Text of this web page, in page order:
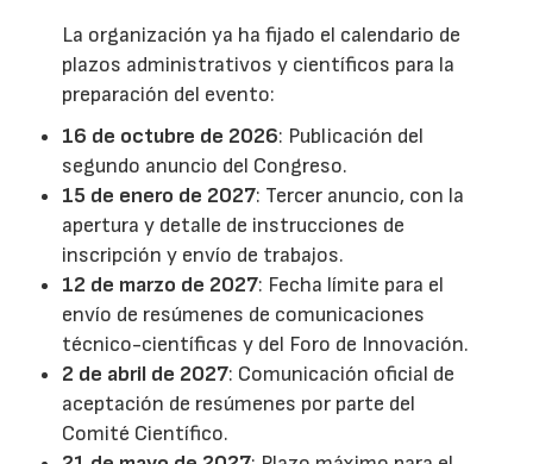
La organización ya ha fijado el calendario de
plazos administrativos y científicos para la
preparación del evento:
16 de octubre de 2026: Publicación del
segundo anuncio del Congreso.
15 de enero de 2027: Tercer anuncio, con la
apertura y detalle de instrucciones de
inscripción y envío de trabajos.
12 de marzo de 2027: Fecha límite para el
envío de resúmenes de comunicaciones
técnico-científicas y del Foro de Innovación.
2 de abril de 2027: Comunicación oficial de
aceptación de resúmenes por parte del
Comité Científico.